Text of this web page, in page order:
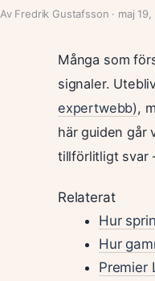
Av Fredrik Gustafsson · maj 19,
Många som
signaler.
expertwebb),
här guiden går
tillförlitligt svar
Relaterat
Hur
Hur
Premier